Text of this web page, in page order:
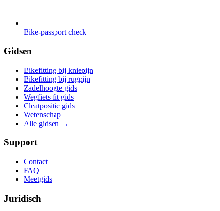
Bike-passport check
Gidsen
Bikefitting bij kniepijn
Bikefitting bij rugpijn
Zadelhoogte gids
Wegfiets fit gids
Cleatpositie gids
Wetenschap
Alle gidsen →
Support
Contact
FAQ
Meetgids
Juridisch